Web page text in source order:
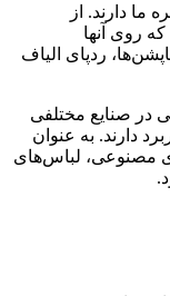
دارند. از
روی آنها
ردپای الیاف
در صنایع مختلفی
دارند. به عنوان
مصنوعی، لباس‌های